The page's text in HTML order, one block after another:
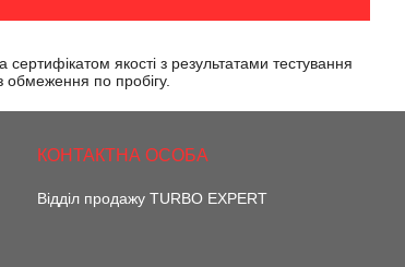
якості з результатами тестування
обмеження по пробігу.
Відділ продажу TURBO EXPERT